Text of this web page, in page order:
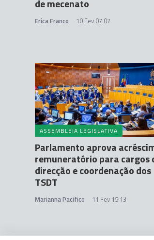
de mecenato
Erica Franco 10 Fev 07:07
ASSEMBLEIA LEGISLATIVA
Parlamento aprova
remuneratório para cargos
direcção e coordenação dos
TSDT
Marianna Pacifico 11 Fev 15:13